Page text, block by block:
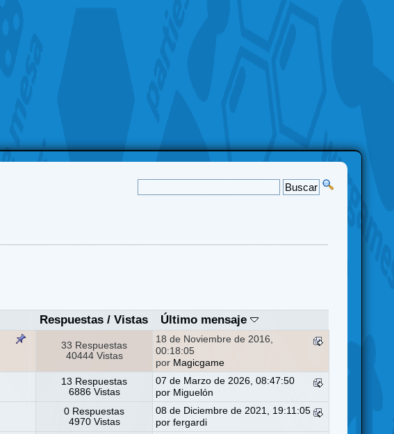
Respuestas /Vistas Último mensaje
33 Respuestas
40444 Vistas
18 de Noviembre de 2016,
00:18:05
por Magicgame
13 Respuestas
6886 Vistas
07 de Marzo de 2026, 08:47:50
por Miguelón
0 Respuestas
4970 Vistas
08 de Diciembre de 2021, 19:11:05
porfergardi